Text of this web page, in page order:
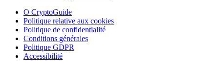
O CryptoGuide
Politique relative aux cookies
Politique de confidentialité
Conditions générales
Politique GDPR
Accessibilité